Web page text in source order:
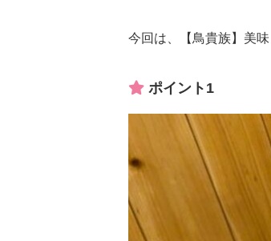
今回は、【鳥貴族】美
ポイント1